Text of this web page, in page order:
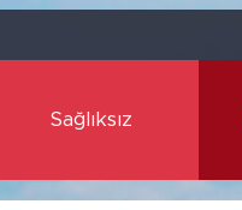
Sağlıksız